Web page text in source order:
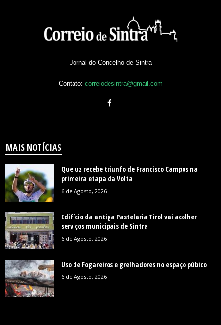
Jornal do Concelho de Sintra
Contato: correiodesintra@gmail.com
MAIS NOTÍCIAS
Queluz recebe triunfo de Francisco Campos na
primeira etapa da Volta
6 de Agosto, 2026
Edifício da antiga Pastelaria Tirol vai acolher
serviços municipais de Sintra
6 de Agosto, 2026
Uso de Fogareiros e grelhadores no espaço púbico
6 de Agosto, 2026